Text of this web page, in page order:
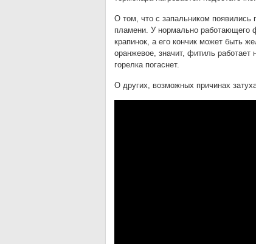
О том, что с запальником появились
пламени. У нормально работающего
крапинок, а его кончик может быть
оранжевое, значит, фитиль работает
горелка погаснет.
О других, возможных причинах